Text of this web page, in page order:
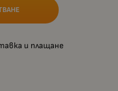
и плащане